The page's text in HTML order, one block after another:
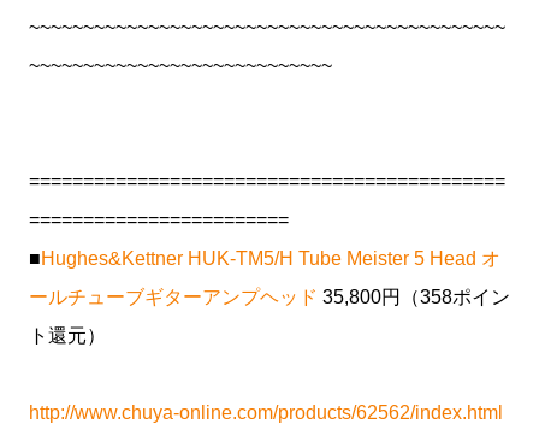
~~~~~~~~~~~~~~~~~~~~~~~~~~~~~~~~~~~~~~~~~~~~
~~~~~~~~~~~~~~~~~~~~~~~~~~~~
============================================
========================
■Hughes&Kettner HUK-TM5/H Tube Meister 5 Head オ
ールチューブギターアンプヘッド 35,800円（358ポイン
ト還元）
http://www.chuya-online.com/products/62562/index.html